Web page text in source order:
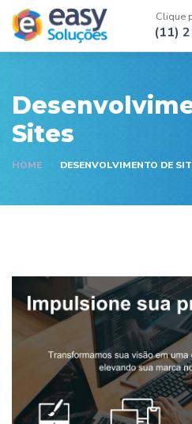
Clique
(11)
Sites
HOME DESENVOLVIMENTO DE